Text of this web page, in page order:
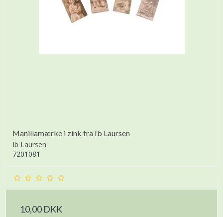
Manillamærke i zink fra Ib Laursen
Ib Laursen
7201081
10,00 DKK